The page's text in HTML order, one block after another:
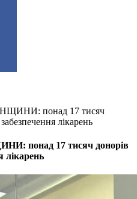
понад 17 тисяч
лікарень
понад 17 тисяч донорів
лікарень